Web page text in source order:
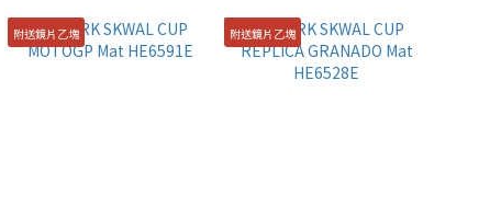
附送鏡片乙塊 附送鏡片乙塊